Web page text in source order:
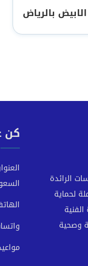
بالرياض
الرائدة
لحماية
وصحية
كن
الهاتف :
واتساب :
مواعيد العمل